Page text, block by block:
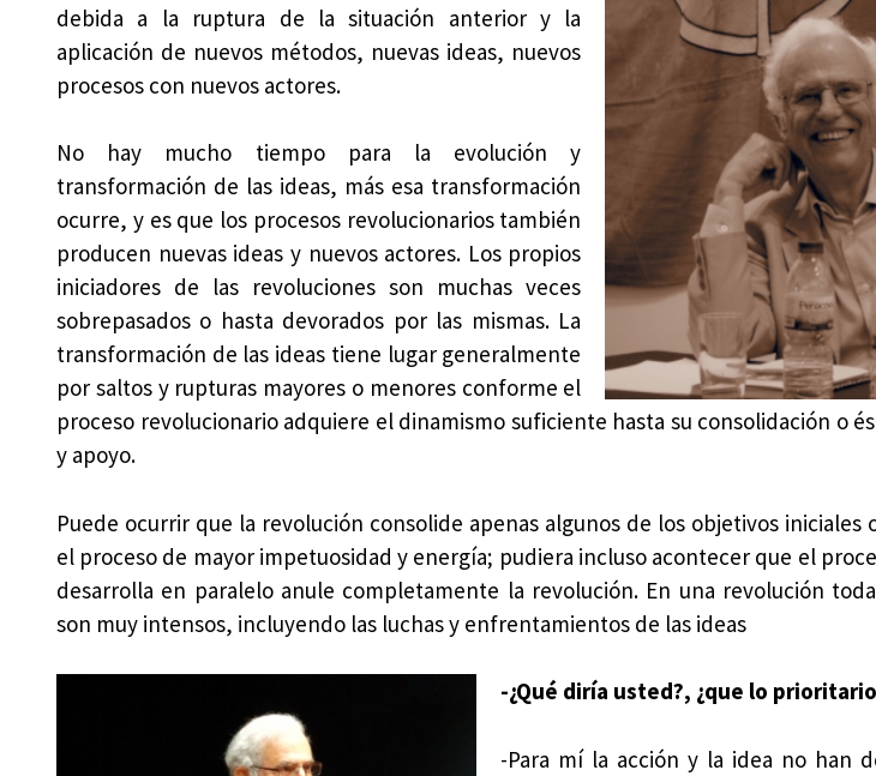
debida a la ruptura de la situación anterior y la
aplicación de nuevos métodos, nuevas ideas, nuevos
procesos con nuevos actores.
No hay mucho tiempo para la evolución y
transformación de las ideas, más esa transformación
ocurre, y es que los procesos revolucionarios también
producen nuevas ideas y nuevos actores. Los propios
iniciadores de las revoluciones son muchas veces
sobrepasados o hasta devorados por las mismas. La
transformación de las ideas tiene lugar generalmente
por saltos y rupturas mayores o menores conforme el
proceso revolucionario adquiere el dinamismo suficiente hasta su consolidación o
y apoyo.
Puede ocurrir que la revolución consolide apenas algunos de los objetivos
el proceso de mayor impetuosidad y energía; pudiera incluso acontecer que el
desarrolla en paralelo anule completamente la revolución. En una revolución
son muy intensos, incluyendo las luchas y enfrentamientos de las ideas
-¿Qué diría usted?, ¿que lo
-Para mí la acción y la idea no han